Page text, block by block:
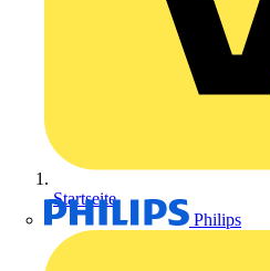
Philips
Startseite